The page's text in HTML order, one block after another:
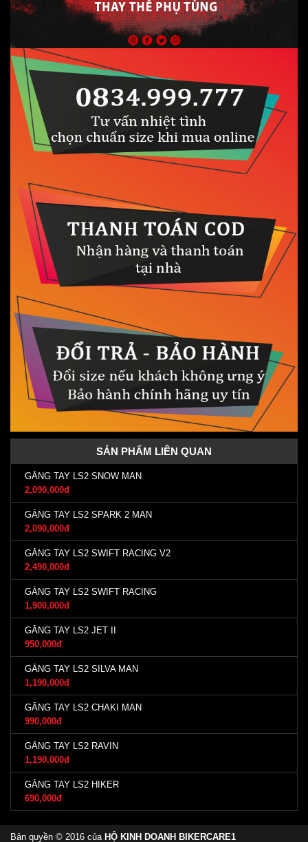
SẢN PHẨM LIÊN QUAN
GĂNG TAY LS2 SNOW MAN
2,090,000đ
GĂNG TAY LS2 SPARK 2 MAN
2,090,000đ
GĂNG TAY LS2 SWIFT RACING V2
2,490,000đ
GĂNG TAY LS2 SWIFT RACING
1,900,000đ
GĂNG TAY LS2 JET II
950,000đ
GĂNG TAY LS2 SILVA MAN
1,190,000đ
GĂNG TAY LS2 CHAKI MAN
990,000đ
GĂNG TAY LS2 RAVIN
1,190,000đ
GĂNG TAY LS2 HIKER
690,000đ
Bản quyền © 2016 của HỘ KINH DOANH BIKERCARE1